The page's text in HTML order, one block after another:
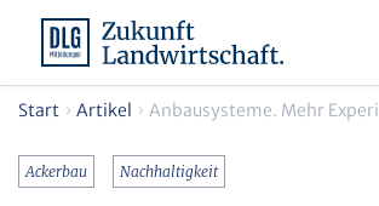
Start Artikel Anbausysteme. Mehr
Ackerbau Nachhaltigkeit